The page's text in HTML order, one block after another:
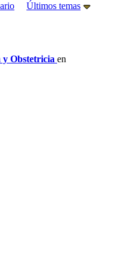
Últimos temas
y Obstetricia en